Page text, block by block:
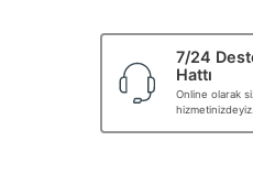
7/24
Hattı
Online olarak
hizmetinizdeyiz.